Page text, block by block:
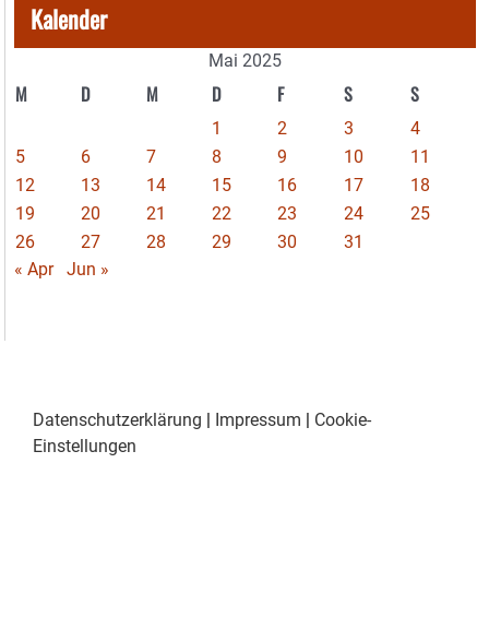
Kalender
Mai 2025
M D M D F S S
1 2 3
4
5
6 7 8 9 10
11
12
13 14 15 16 17
18
19
20 21 22 23 24
25
26
27 28 29 30
31
« Apr
Jun »
Datenschutzerklärung Impressum
Cookie-
Einstellungen